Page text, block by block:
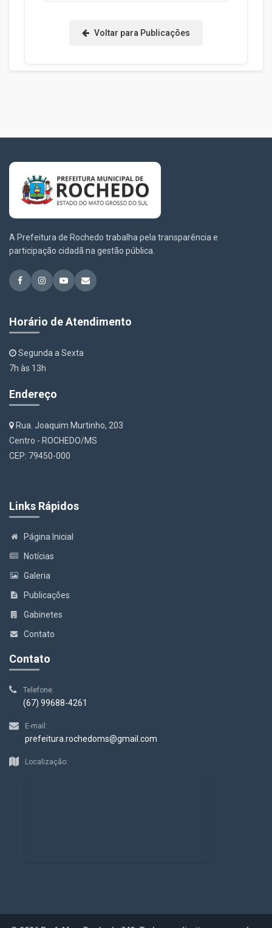
Voltar para Publicações
A Prefeitura de Rochedo trabalha pela transparência e
participação cidadã na gestão pública.
Horário de Atendimento
Segunda a Sexta
7h às 13h
Endereço
Rua. Joaquim Murtinho, 203
Centro - ROCHEDO/MS
CEP: 79450-000
Links Rápidos
Página Inicial
Notícias
Galeria
Publicações
Gabinetes
Contato
Contato
Telefone:
(67) 99688-4261
E-mail:
prefeitura.rochedoms@gmail.com
Localização: